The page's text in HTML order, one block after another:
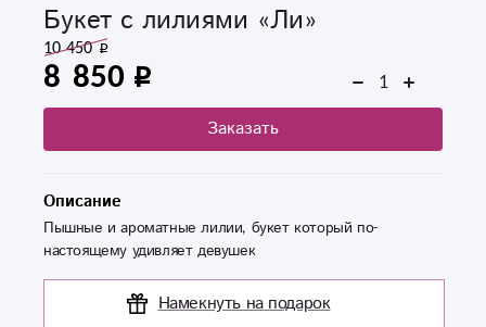
Букет с лилиями «Ли»
8 850
10 450
Заказать
Описание
Пышные и ароматные лилии, букет который по-
настоящему удивляет девушек
Намекнуть на подарок